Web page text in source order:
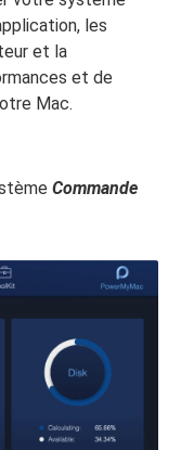
les
et la
et de
Mac.
Commande